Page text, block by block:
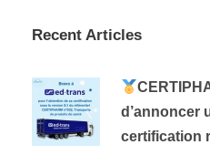
Recent Articles
d’annoncer
certification